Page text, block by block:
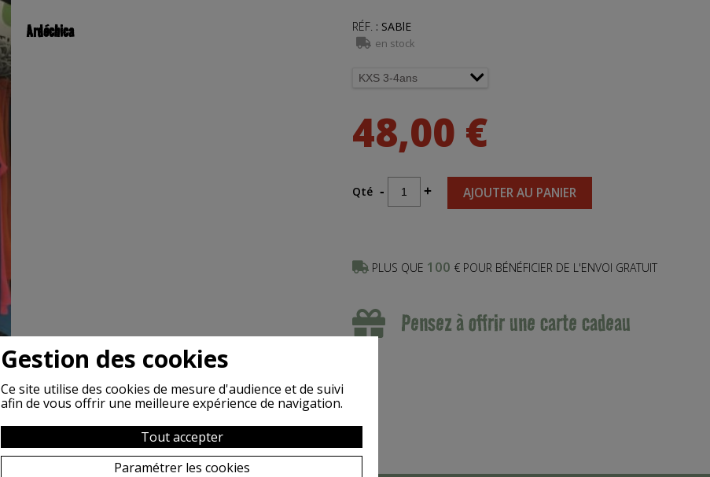
RÉF. : SABlE
en stock
48,00 €
Qté - + AJOUTER AU PANIER
PLUS QUE 100 € POUR BÉNÉFICIER DE L'ENVOI GRATUIT
Pensez à offrir une carte cadeau
Ardéchica
Gestion des cookies
Ce site utilise des cookies de mesure d'audience et de suivi
afin de vous offrir une meilleure expérience de navigation.
Tout accepter
Paramétrer les cookies